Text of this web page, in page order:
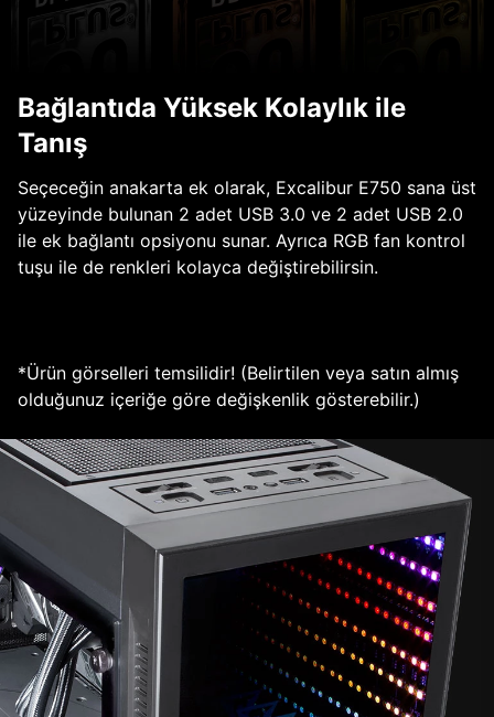
Bağlantıda Yüksek Kolaylık ile
Tanış
Seçeceğin anakarta ek olarak, Excalibur E750 sana üst
yüzeyinde bulunan 2 adet USB 3.0 ve 2 adet USB 2.0
ile ek bağlantı opsiyonu sunar. Ayrıca RGB fan kontrol
tuşu ile de renkleri kolayca değiştirebilirsin.
*Ürün görselleri temsilidir! (Belirtilen veya satın almış
olduğunuz içeriğe göre değişkenlik gösterebilir.)